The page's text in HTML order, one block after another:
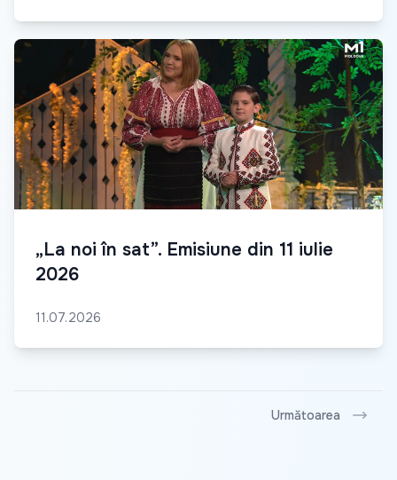
„La noi în sat”. Emisiune din 11 iulie
2026
11.07.2026
Următoarea